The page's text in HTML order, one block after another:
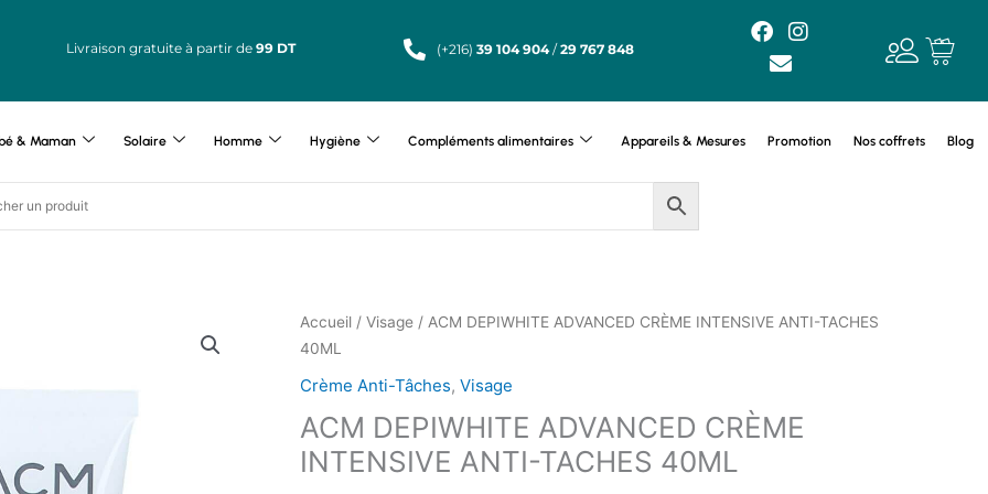
Livraison gratuite à partir de99 DT (+216) 39 104 904/29 767 848
F
a
c
e
o
I
t
g
E
n
v
e
o
& Maman Solaire Homme Hygiène Compléments alimentaires Appareils & Mesures Promotion Nos coffrets Blog
Accueil / Visage / ACM DEPIWHITE ADVANCED CRÈME INTENSIVE ANTI-TACHES
40ML
Crème Anti-Tâches, Visage
ACM DEPIWHITE ADVANCED CRÈME
INTENSIVE ANTI-TACHES 40ML